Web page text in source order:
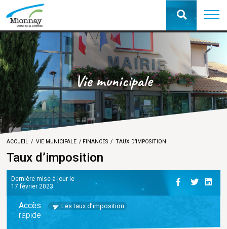
Vie municipale
ACCUEIL VIE MUNICIPALE FINANCES TAUX D’IMPOSITION
Taux d’imposition
Dernière mise-à-jour le
17 février 2023
Accès
rapide
Les taux d’imposition